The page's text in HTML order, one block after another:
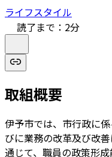
ライフスタイル
読了まで： 2分
取組概要
伊予市では、市行政に
びに業務の改革及び改
通じて、職員の政策形